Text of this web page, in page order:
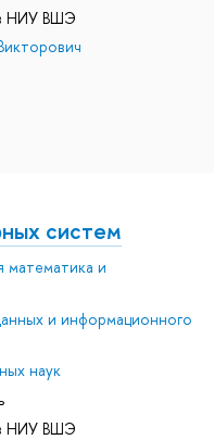
НИУ ВШЭ
систем
математика и
и информационного
наук
НИУ ВШЭ